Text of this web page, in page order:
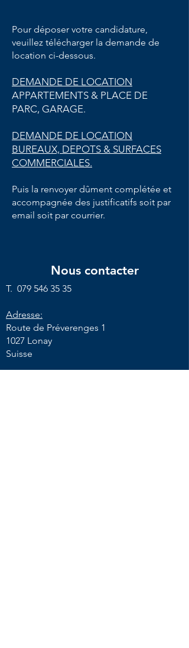
Pour déposer votre candidature,
veuillez télécharger la demande de
location ci-dessous.
DEMANDE DE LOCATION
APPARTEMENTS & PLACE DE
PARC, GARAGE.
DEMANDE DE LOCATION
BUREAUX, DEPOTS & SURFACES
COMMERCIALES.
Puis la renvoyer dûment complétée et
accompagnée des justificatifs soit par
email soit par courrier.
Nous contacter
T. 079 546 35 35
Adresse:
Route de Préverenges 1
1027 Lonay
Suisse